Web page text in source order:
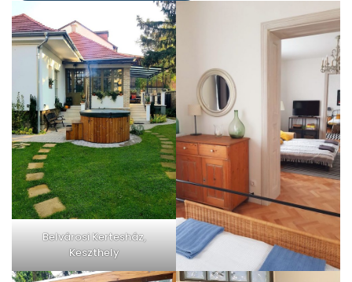
Belvárosi Kertesház,
Keszthely